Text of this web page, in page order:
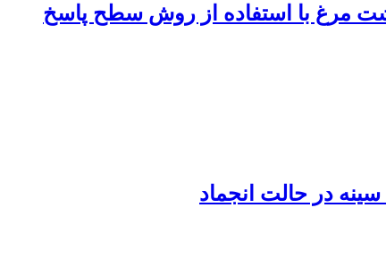
مرغ با استفاده از روش سطح پاسخ
در حالت انجماد